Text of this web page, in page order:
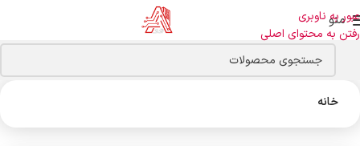
عبور به ناوبری
رفتن به محتوای اصلی
منو
خانه